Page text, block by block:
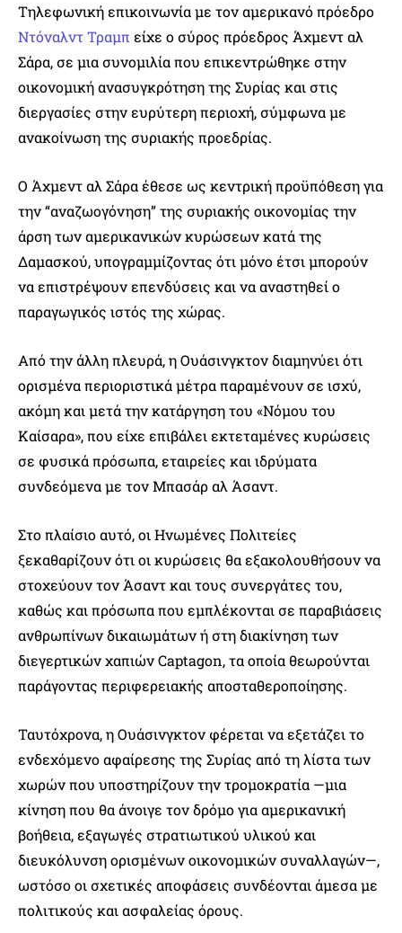
Τηλεφωνική επικοινωνία με τον αμερικανό πρόεδρο
Ντόναλντ Τραμπ είχε ο σύρος πρόεδρος Άχμεντ αλ
Σάρα, σε μια συνομιλία που επικεντρώθηκε στην
οικονομική ανασυγκρότηση της Συρίας και στις
διεργασίες στην ευρύτερη περιοχή, σύμφωνα με
ανακοίνωση της συριακής προεδρίας.
Ο Άχμεντ αλ Σάρα έθεσε ως κεντρική προϋπόθεση για
την “αναζωογόνηση” της συριακής οικονομίας την
άρση των αμερικανικών κυρώσεων κατά της
Δαμασκού, υπογραμμίζοντας ότι μόνο έτσι μπορούν
να επιστρέψουν επενδύσεις και να αναστηθεί ο
παραγωγικός ιστός της χώρας.
Από την άλλη πλευρά, η Ουάσινγκτον διαμηνύει ότι
ορισμένα περιοριστικά μέτρα παραμένουν σε ισχύ,
ακόμη και μετά την κατάργηση του «Νόμου του
Καίσαρα», που είχε επιβάλει εκτεταμένες κυρώσεις
σε φυσικά πρόσωπα, εταιρείες και ιδρύματα
συνδεόμενα με τον Μπασάρ αλ Άσαντ.
Στο πλαίσιο αυτό, οι Ηνωμένες Πολιτείες
ξεκαθαρίζουν ότι οι κυρώσεις θα εξακολουθήσουν να
στοχεύουν τον Άσαντ και τους συνεργάτες του,
καθώς και πρόσωπα που εμπλέκονται σε παραβιάσεις
ανθρωπίνων δικαιωμάτων ή στη διακίνηση των
διεγερτικών χαπιών Captagon, τα οποία θεωρούνται
παράγοντας περιφερειακής αποσταθεροποίησης.
Ταυτόχρονα, η Ουάσινγκτον φέρεται να εξετάζει το
ενδεχόμενο αφαίρεσης της Συρίας από τη λίστα των
χωρών που υποστηρίζουν την τρομοκρατία —μια
κίνηση που θα άνοιγε τον δρόμο για αμερικανική
βοήθεια, εξαγωγές στρατιωτικού υλικού και
διευκόλυνση ορισμένων οικονομικών συναλλαγών—,
ωστόσο οι σχετικές αποφάσεις συνδέονται άμεσα με
πολιτικούς και ασφαλείας όρους.